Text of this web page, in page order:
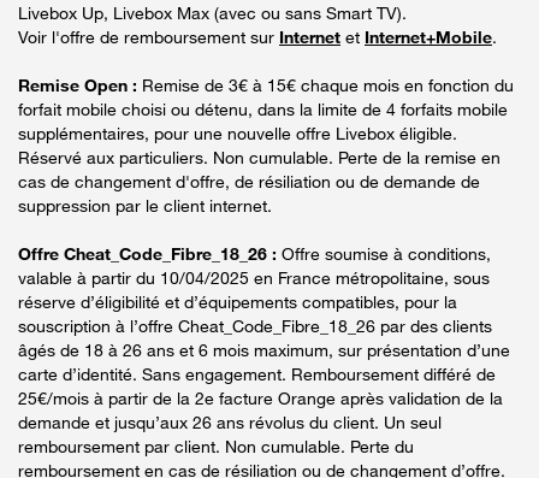
Livebox Up, Livebox Max (avec ou sans Smart TV).
Voir l'offre de remboursement sur Internet et Internet+Mobile.
Remise Open : Remise de 3€ à 15€ chaque mois en fonction du
forfait mobile choisi ou détenu, dans la limite de 4 forfaits mobile
supplémentaires, pour une nouvelle offre Livebox éligible.
Réservé aux particuliers. Non cumulable. Perte de la remise en
cas de changement d'offre, de résiliation ou de demande de
suppression par le client internet.
Offre Cheat_Code_Fibre_18_26 : Offre soumise à conditions,
valable à partir du 10/04/2025 en France métropolitaine, sous
réserve d’éligibilité et d’équipements compatibles, pour la
souscription à l’offre Cheat_Code_Fibre_18_26 par des clients
âgés de 18 à 26 ans et 6 mois maximum, sur présentation d’une
carte d’identité. Sans engagement. Remboursement différé de
25€/mois à partir de la 2e facture Orange après validation de la
demande et jusqu’aux 26 ans révolus du client. Un seul
remboursement par client. Non cumulable. Perte du
remboursement en cas de résiliation ou de changement d’offre.